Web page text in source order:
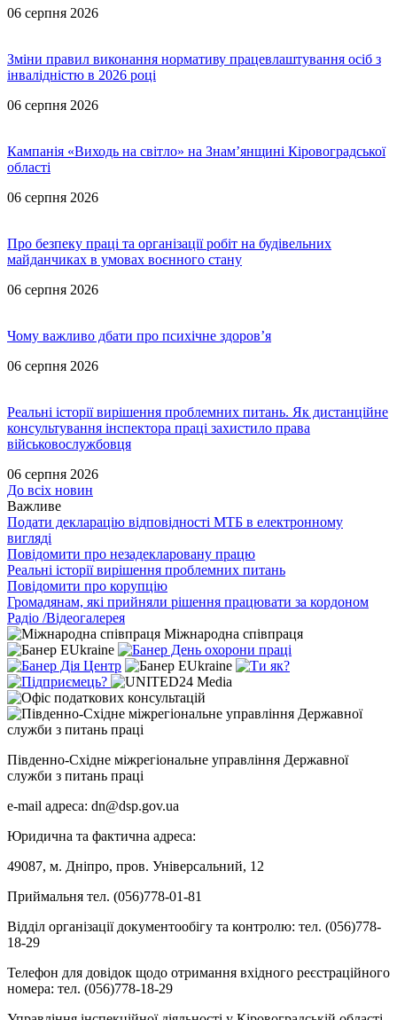
06 серпня 2026
Зміни правил виконання нормативу працевлаштування осіб з
інвалідністю в 2026 році
06 серпня 2026
Кампанія «Виходь на світло» на Знам’янщині Кіровоградської
області
06 серпня 2026
Про безпеку праці та організації робіт на будівельних
майданчиках в умовах воєнного стану
06 серпня 2026
Чому важливо дбати про психічне здоров’я
06 серпня 2026
Реальні історії вирішення проблемних питань. Як дистанційне
консультування інспектора праці захистило права
військовослужбовця
06 серпня 2026
До всіх новин
Важливе
Подати декларацію відповідності МТБ в електронному
вигляді
Повідомити про незадекларовану працю
Реальні історії вирішення проблемних питань
Повідомити про корупцію
Громадянам, які прийняли рішення працювати за кордоном
Радіо /Відеогалерея
Міжнародна співпраця
Південно-Східне міжрегіональне управління Державної
служби з питань праці
e-mail адреса: dn@dsp.gov.ua
Юридична та фактична адреса:
49087, м. Дніпро, пров. Універсальний, 12
Приймальня тел. (056)778-01-81
Відділ організації документообігу та контролю: тел. (056)778-
18-29
Телефон для довідок щодо отримання вхідного реєстраційного
номера: тел. (056)778-18-29